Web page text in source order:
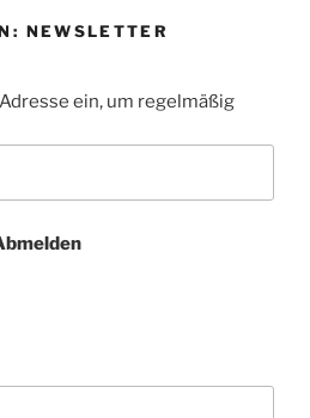
NEWSLETTER
ein, um regelmäßig